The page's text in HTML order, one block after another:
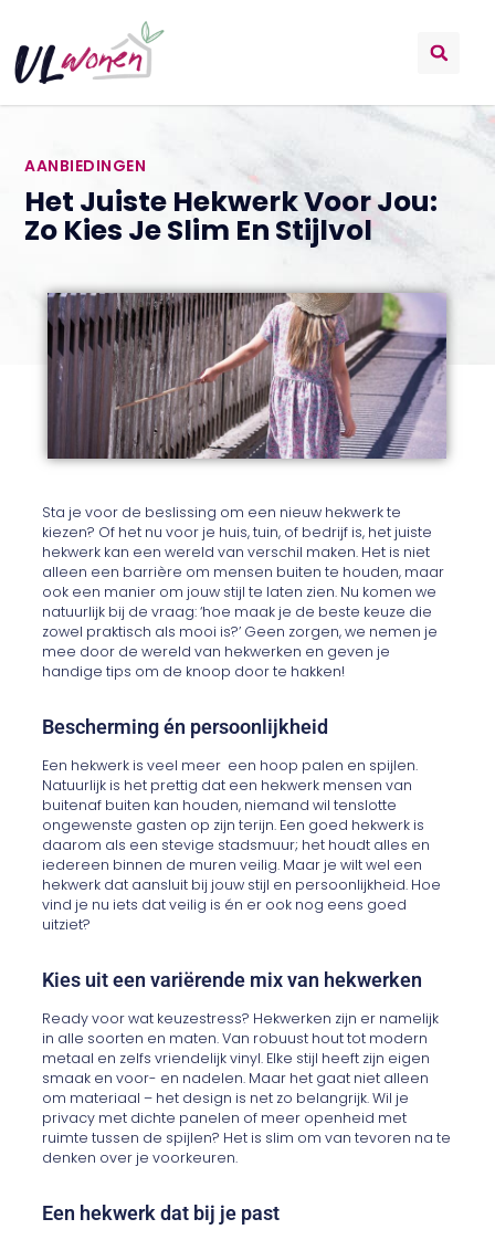
AANBIEDINGEN
Het Juiste Hekwerk Voor Jou:
Zo Kies Je Slim En Stijlvol
Sta je voor de beslissing om een nieuw hekwerk te
kiezen? Of het nu voor je huis, tuin, of bedrijf is, het juiste
hekwerk kan een wereld van verschil maken. Het is niet
alleen een barrière om mensen buiten te houden, maar
ook een manier om jouw stijl te laten zien. Nu komen we
natuurlijk bij de vraag: ‘hoe maak je de beste keuze die
zowel praktisch als mooi is?’ Geen zorgen, we nemen je
mee door de wereld van hekwerken en geven je
handige tips om de knoop door te hakken!
Bescherming én persoonlijkheid
Een hekwerk is veel meer een hoop palen en spijlen.
Natuurlijk is het prettig dat een hekwerk mensen van
buitenaf buiten kan houden, niemand wil tenslotte
ongewenste gasten op zijn terijn. Een goed hekwerk is
daarom als een stevige stadsmuur; het houdt alles en
iedereen binnen de muren veilig. Maar je wilt wel een
hekwerk dat aansluit bij jouw stijl en persoonlijkheid. Hoe
vind je nu iets dat veilig is én er ook nog eens goed
uitziet?
Kies uit een variërende mix van hekwerken
Ready voor wat keuzestress? Hekwerken zijn er namelijk
in alle soorten en maten. Van robuust hout tot modern
metaal en zelfs vriendelijk vinyl. Elke stijl heeft zijn eigen
smaak en voor- en nadelen. Maar het gaat niet alleen
om materiaal – het design is net zo belangrijk. Wil je
privacy met dichte panelen of meer openheid met
ruimte tussen de spijlen? Het is slim om van tevoren na te
denken over je voorkeuren.
Een hekwerk dat bij je past